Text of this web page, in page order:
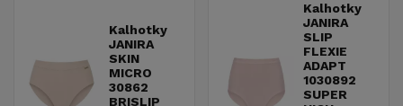
Kalhotky
JANIRA
SKIN
MICRO
30862
BRISLIP
Kalhotky
JANIRA
SLIP
FLEXIE
ADAPT
1030892
SUPER